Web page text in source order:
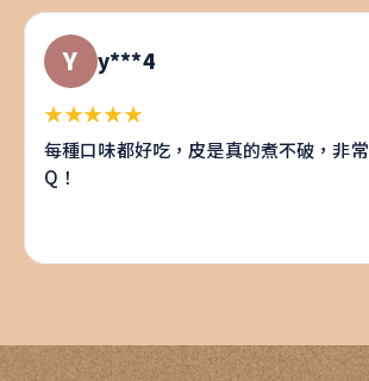
Y y***4
★★★★★
每種口味都好吃，皮是真的煮不破，非常
Q！